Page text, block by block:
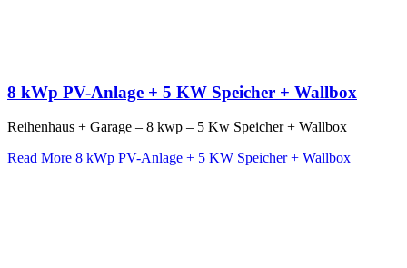
8 kWp PV-Anlage + 5 KW Speicher + Wallbox
Reihenhaus + Garage – 8 kwp – 5 Kw Speicher + Wallbox
Read More 8 kWp PV-Anlage + 5 KW Speicher + Wallbox